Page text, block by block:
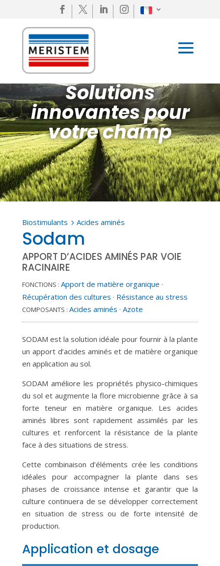
   
Solutions
innovantes pour
votre champ
Biostimulants 5 Acides aminés
Sodam
APPORT D’ACIDES AMINÉS PAR VOIE
RACINAIRE
FONCTIONS : Apport de matière organique ·
Récupération des cultures · Résistance au stress
COMPOSANTS : Acides aminés · Azote
SODAM est la solution idéale pour fournir à la plante
un apport d’acides aminés et de matière organique
en application au sol.
SODAM améliore les propriétés physico-chimiques
du sol et augmente la flore microbienne grâce à sa
forte teneur en matière organique. Les acides
aminés libres sont rapidement assimilés par les
cultures et renforcent la résistance de la plante
face à des situations de stress.
Cette combinaison d’éléments crée les conditions
idéales pour accompagner la plante dans ses
phases de croissance intense et garantir que la
culture continuera de se développer correctement
en situation de stress ou de forte intensité de
production.
Application et dosage